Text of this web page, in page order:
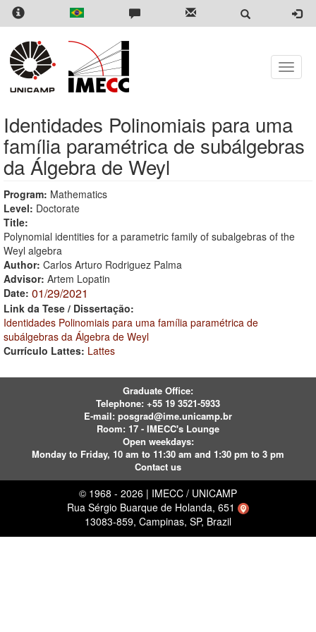
Skip
content
Toggle
Identidades Polinomiais para uma
família paramétrica de subálgebras
da Álgebra de Weyl
Program: Mathematics
Level: Doctorate
Title:
Polynomial identities for a parametric family of subalgebras of the
Weyl algebra
Author: Carlos Arturo Rodriguez Palma
Advisor: Artem Lopatin
Date: 01/29/2021
Link da Tese / Dissertação:
Identidades Polinomiais para uma família paramétrica de
subálgebras da Álgebra de Weyl
Currículo Lattes: Lattes
Graduate Office:
Telephone: +55 19 3521-5933
E-mail: posgrad@ime.unicamp.br
Room: 17 - IMECC's Lounge
Open weekdays:
Monday to Friday, 10 am to 11:30 am and 1:30 pm to 3 pm
Contact us
© 1968 - 2026 | IMECC / UNICAMP
Rua Sérgio Buarque de Holanda, 651
13083-859, Campinas, SP, Brazil